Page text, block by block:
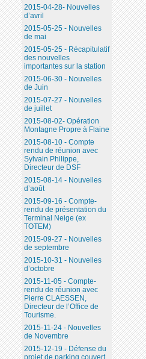
2015-04-28- Nouvelles
d’avril
2015-05-25 - Nouvelles
de mai
2015-05-25 - Récapitulatif
des nouvelles
importantes sur la station
2015-06-30 - Nouvelles
de Juin
2015-07-27 - Nouvelles
de juillet
2015-08-02- Opération
Montagne Propre à Flaine
2015-08-10 - Compte
rendu de réunion avec
Sylvain Philippe,
Directeur de DSF
2015-08-14 - Nouvelles
d’août
2015-09-16 - Compte-
rendu de présentation du
Terminal Neige (ex
TOTEM)
2015-09-27 - Nouvelles
de septembre
2015-10-31 - Nouvelles
d’octobre
2015-11-05 - Compte-
rendu de réunion avec
Pierre CLAESSEN,
Directeur de l’Office de
Tourisme.
2015-11-24 - Nouvelles
de Novembre
2015-12-19 - Défense du